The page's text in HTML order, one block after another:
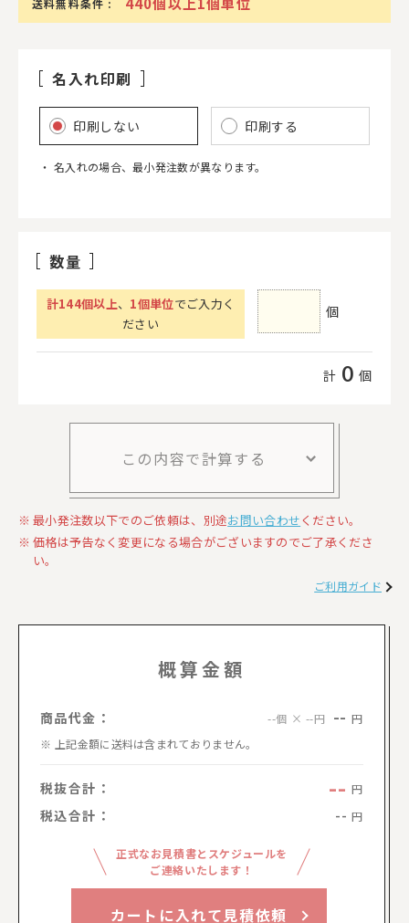
送料無料条件 :
名入れ印刷
印刷しない 印刷する
名入れの場合、最小発注数が異なります。
数量
計144個以上、 1個単位でご入力く
ださい
個
計 0 個
この内容で計算する
最小発注数以下でのご依頼は、別途お問い合わせください。
価格は予告なく変更になる場合がございますのでご了承くださ
い。
ご利用ガイド
概算金額
商品代金： --個 × --円 -- 円
上記金額に送料は含まれておりません。
税抜合計： -- 円
税込合計： -- 円
正式なお見積書とスケジュールを
ご連絡いたします！
カートに入れて見積依頼